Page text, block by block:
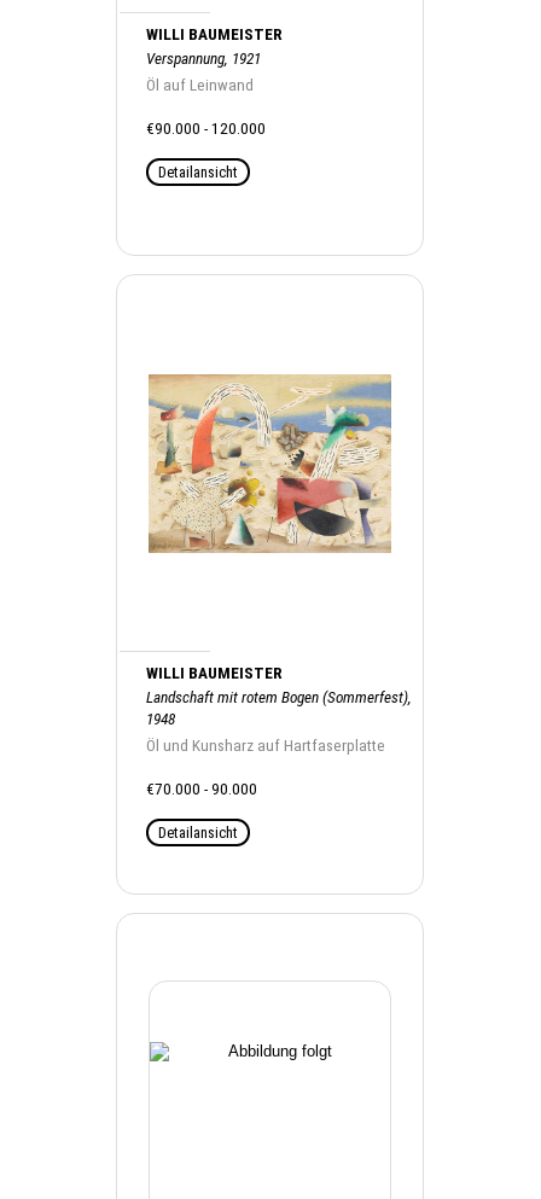
WILLI BAUMEISTER
Verspannung, 1921
Öl auf Leinwand
€90.000 - 120.000
Detailansicht
WILLI BAUMEISTER
Landschaft mit rotem Bogen (Sommerfest),
1948
Öl und Kunsharz auf Hartfaserplatte
€70.000 - 90.000
Detailansicht